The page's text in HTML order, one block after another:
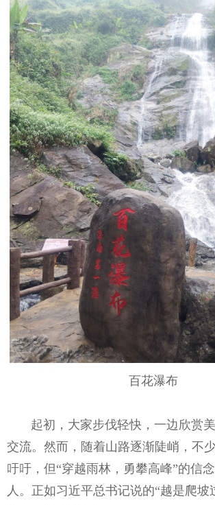
百花瀑布
起初，大家步伐轻快，一边欣赏美
交流。然而，随着山路逐渐陡峭，不
吁吁，但“穿越雨林，勇攀高峰”的信
人。正如习近平总书记说的“越是爬坡